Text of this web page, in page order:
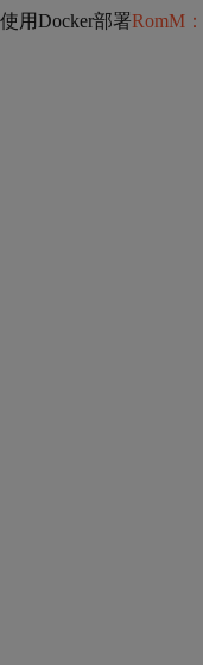
使用Docker部署RomM：